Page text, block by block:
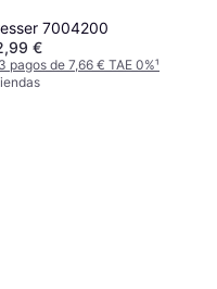
7004200
€
pagos de 7,66 € TAE 0%¹